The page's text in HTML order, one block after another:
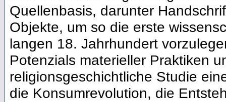
Quellenbasis, darunter
Objekte, um so die erste
langen 18. Jahrhundert
Potenzials materieller Praktiken
religionsgeschichtliche Studie
die Konsumrevolution, die